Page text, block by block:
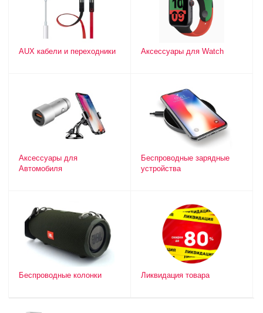
AUX кабели и переходники Аксессуары для Watch
Аксессуары для
Автомобиля
Беспроводные зарядные
устройства
Беспроводные колонки Ликвидация товара